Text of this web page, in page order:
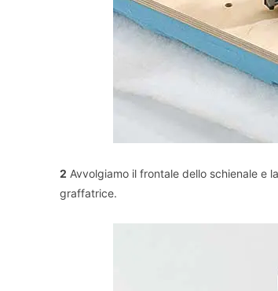
2 Avvolgiamo il frontale dello schienale e
graffatrice.